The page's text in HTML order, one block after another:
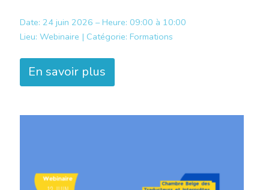
Date: 24 juin 2026 – Heure: 09:00 à 10:00
Lieu: Webinaire | Catégorie: Formations
En savoir plus